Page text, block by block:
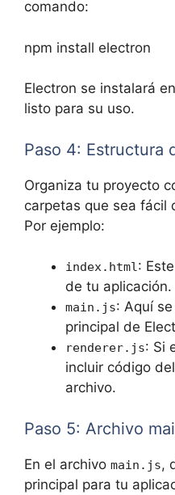
comando:
npm install electron
Electron se instalará
listo para su uso.
Paso 4: Estructura
Organiza tu proyecto
carpetas que sea fácil
Por ejemplo:
index.html:
de tu aplicación.
main.js: Aquí
principal de
renderer.js: Si
incluir código
archivo.
Paso 5: Archivo
En el archivo main.js,
principal para tu